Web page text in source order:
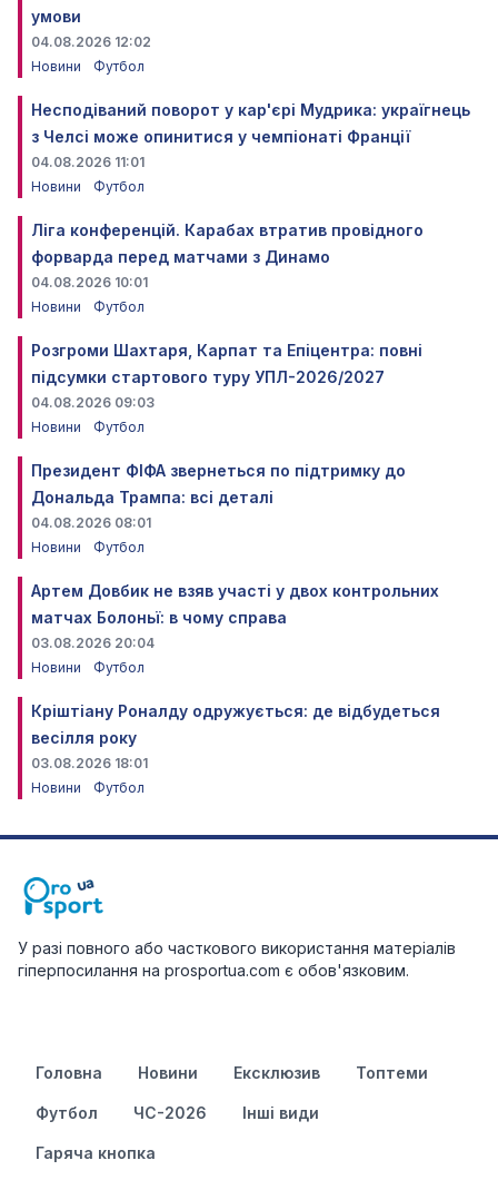
умови
04.08.2026 12:02
Новини
Футбол
Несподіваний поворот у кар'єрі Мудрика: україгнець
з Челсі може опинитися у чемпіонаті Франції
04.08.2026 11:01
Новини
Футбол
Ліга конференцій. Карабах втратив провідного
форварда перед матчами з Динамо
04.08.2026 10:01
Новини
Футбол
Розгроми Шахтаря, Карпат та Епіцентра: повні
підсумки стартового туру УПЛ-2026/2027
04.08.2026 09:03
Новини
Футбол
Президент ФІФА звернеться по підтримку до
Дональда Трампа: всі деталі
04.08.2026 08:01
Новини
Футбол
Артем Довбик не взяв участі у двох контрольних
матчах Болоньї: в чому справа
03.08.2026 20:04
Новини
Футбол
Кріштіану Роналду одружується: де відбудеться
весілля року
03.08.2026 18:01
Новини
Футбол
У разі повного або часткового використання матеріалів
гіперпосилання на prosportua.com є обов'язковим.
Головна Новини Ексклюзив Топтеми
Футбол ЧС-2026 Інші види
Гаряча кнопка